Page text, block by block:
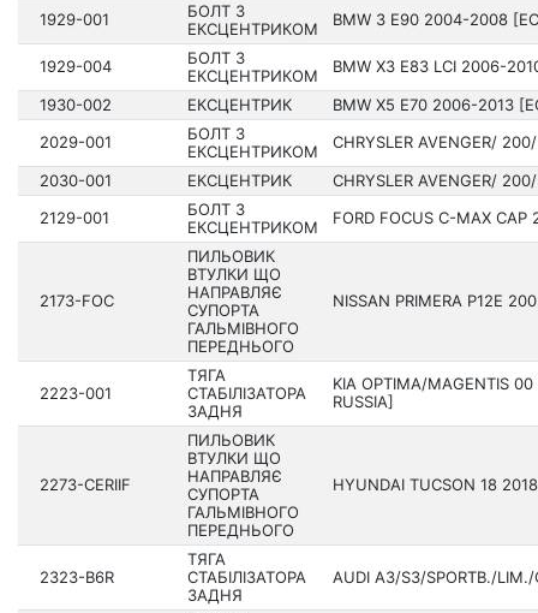
1929-001
БОЛТ З
ЕКСЦЕНТРИКОМ
BMW 3 E90 200­4-2008
1929-004
БОЛТ З
ЕКСЦЕНТРИКОМ
BMW X3 E83 LCI 2006-
1930-002
ЕКСЦЕНТРИК
BMW X5 E70 200­6-2013
2029-001
БОЛТ З
ЕКСЦЕНТРИКОМ
CHRYSLER AVENGER/
2030-001
ЕКСЦЕНТРИК
CHRYSLER AVENGER/
2129-001
БОЛТ З
ЕКСЦЕНТРИКОМ
FORD FOCUS C-MAX
2173-FOC
ПИЛЬОВИК
ВТУЛКИ ЩО
НАПРАВЛЯЄ
СУПОРТА
ГАЛЬМІВНОГО
ПЕРЕДНЬОГО
NISSAN PRIMERA P12E
2223-001
ТЯГА
СТАБІЛІЗАТОРА
ЗАДНЯ
KIA OPTIMA/MAGENTIS
RUSSIA]
2273-CERIIF
ПИЛЬОВИК
ВТУЛКИ ЩО
НАПРАВЛЯЄ
СУПОРТА
ГАЛЬМІВНОГО
ПЕРЕДНЬОГО
HYUNDAI TUCSON 18
2323-B6R
ТЯГА
СТАБІЛІЗАТОРА
ЗАДНЯ
AUDI A3/S3/SPORTB./